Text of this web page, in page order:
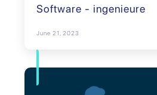
Software - ingenieure
June 21, 2023